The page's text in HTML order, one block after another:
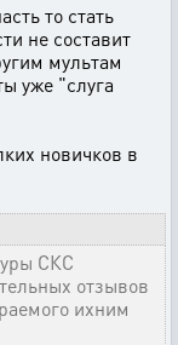
то стать
не составит
мультам
уже "слуга
новичков в
СКС
отзывов
ихним